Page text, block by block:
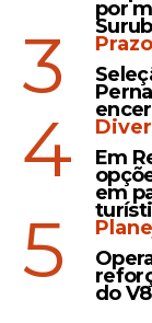
Veja
O Ministério
informou
de sua
por
3
Prazo
4
Em
em
5 do